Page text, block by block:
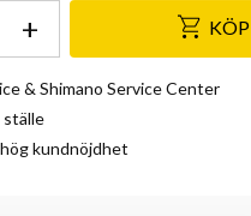
+ KÖP
& Shimano Service Center
ställe
kundnöjdhet